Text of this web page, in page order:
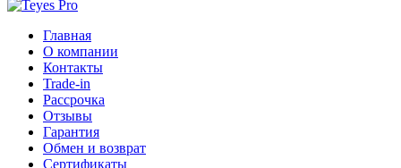
Главная
О компании
Контакты
Trade-in
Рассрочка
Отзывы
Гарантия
Обмен и возврат
Сертификаты